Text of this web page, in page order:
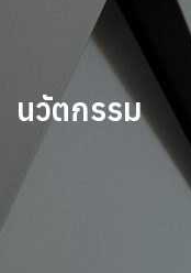
นวัตกรรม